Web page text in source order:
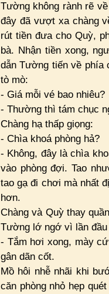
Tường không rành rẽ
đây đã vượt xa chàng
rút tiền đưa cho Quỳ,
bà. Nhận tiền xong,
dẫn Tường tiến về phía
tò mò:
- Giá mỗi vé bao nhiêu?
- Thường thì tám chục
Chàng hạ thấp giọng:
- Chìa khoá phòng hả?
- Không, đây là chìa
vào phòng đợi. Tao
tao gạ đi chơi mà nhất
hơn.
Chàng và Quỳ thay
Tường lớ ngớ vì lần đầu
- Tắm hơi xong, mày
gân dãn cốt.
Mồ hôi nhễ nhãi khi
căn phòng nhỏ hẹp